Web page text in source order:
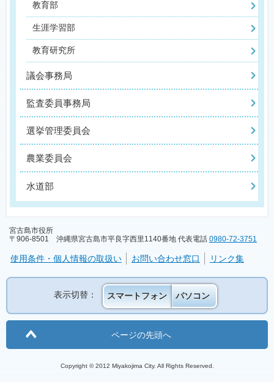
教育部
生涯学習部
教育研究所
議会事務局
監査委員事務局
選挙管理委員会
農業委員会
水道部
宮古島市役所
〒906-8501 沖縄県宮古島市平良字西里1140番地 代表電話 0980-72-3751
使用条件・個人情報の取扱い お問い合わせ窓口 リンク集
表示切替： スマートフォン パソコン
ページの先頭へ
Copyright © 2012 Miyakojima City. All Rights Reserved.